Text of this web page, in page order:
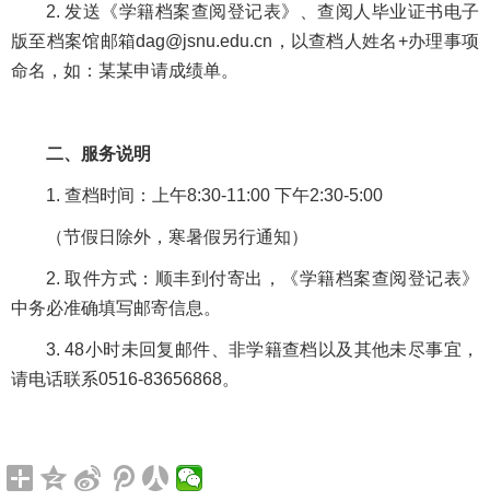
2. 发送《学籍档案查阅登记表》、查阅人毕业证书电子
版至档案馆邮箱dag@jsnu.edu.cn，以查档人姓名+办理事项
命名，如：某某申请成绩单。
二、服务说明
1. 查档时间：上午8:30-11:00 下午2:30-5:00
（节假日除外，寒暑假另行通知）
2. 取件方式：顺丰到付寄出，《学籍档案查阅登记表》
中务必准确填写邮寄信息。
3. 48小时未回复邮件、非学籍查档以及其他未尽事宜，
请电话联系0516-83656868。